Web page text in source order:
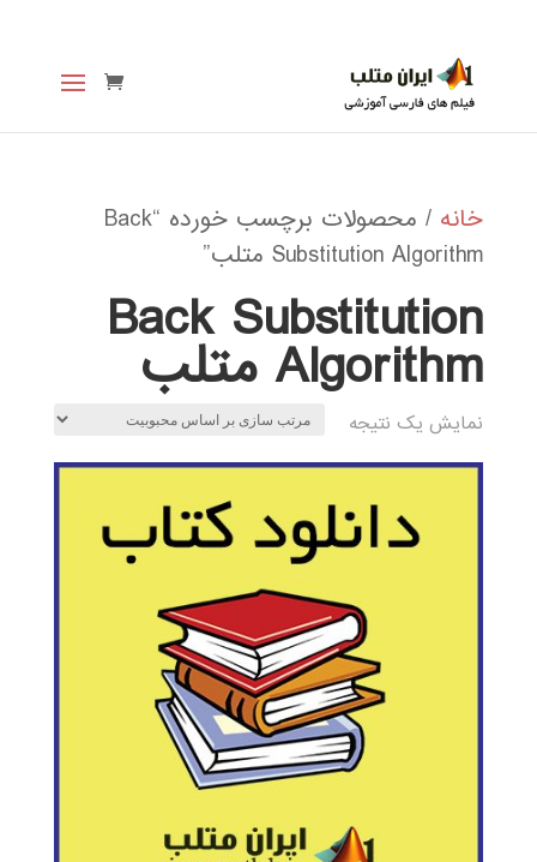
خانه
/ محصولات برچسب خورده “Back
Substitution Algorithm متلب”
Back Substitution
Algorithm متلب
نمایش یک نتیجه